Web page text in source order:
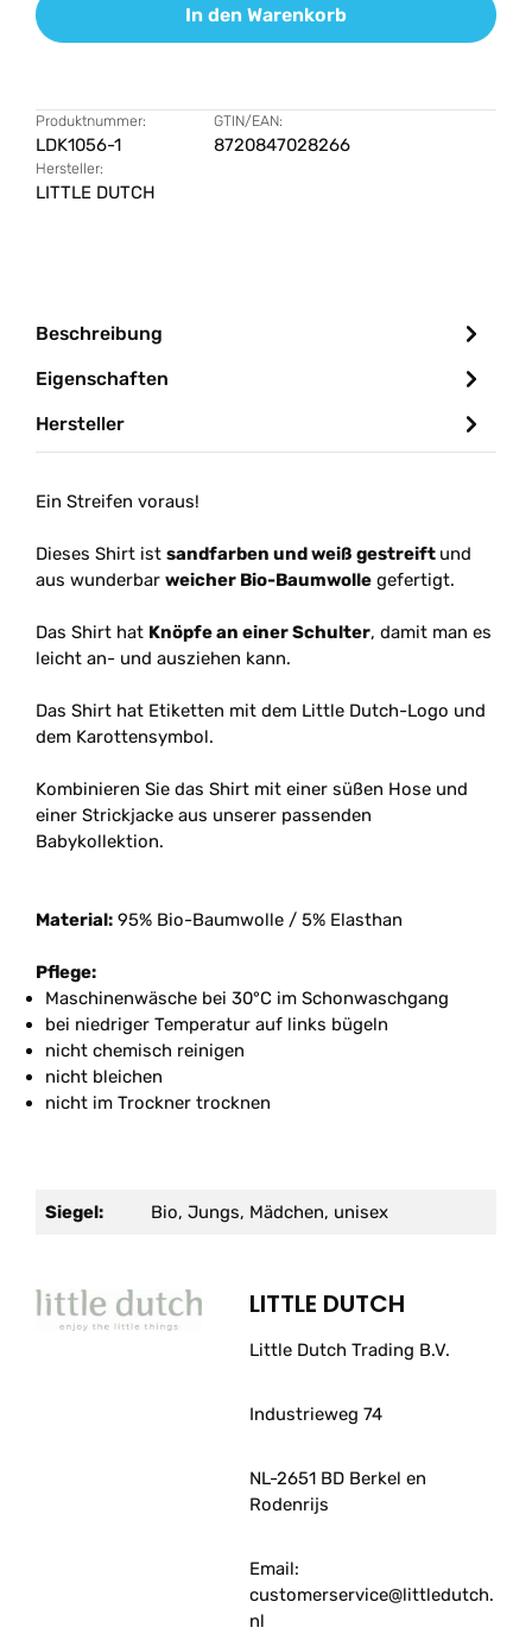
In den Warenkorb
Produktnummer:
LDK1056-1
GTIN/EAN:
8720847028266
Hersteller:
LITTLE DUTCH
Beschreibung
Eigenschaften
Hersteller
Ein Streifen voraus!
Dieses Shirt ist sandfarben und weiß gestreift und
aus wunderbar weicher Bio-Baumwolle gefertigt.
Das Shirt hat Knöpfe an einer Schulter, damit man es
leicht an- und ausziehen kann.
Das Shirt hat Etiketten mit dem Little Dutch-Logo und
dem Karottensymbol.
Kombinieren Sie das Shirt mit einer süßen Hose und
einer Strickjacke aus unserer passenden
Babykollektion.
Material: 95% Bio-Baumwolle / 5% Elasthan
Pflege:
Maschinenwäsche bei 30°C im Schonwaschgang
bei niedriger Temperatur auf links bügeln
nicht chemisch reinigen
nicht bleichen
nicht im Trockner trocknen
Siegel: Bio, Jungs, Mädchen, unisex
LITTLE DUTCH
Little Dutch Trading B.V.
Industrieweg 74
NL-2651 BD Berkel en
Rodenrijs
Email:
customerservice@littledutch.
nl